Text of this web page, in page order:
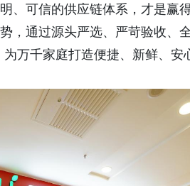
、可信的供应链体系，才是赢
，通过源头严选、严苛验收、
万千家庭打造便捷、新鲜、